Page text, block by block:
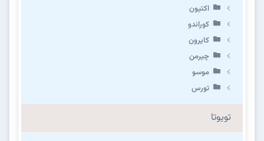
اکتیون
کوراندو
کایرون
چیرمن
موسو
تورس
تویوتا